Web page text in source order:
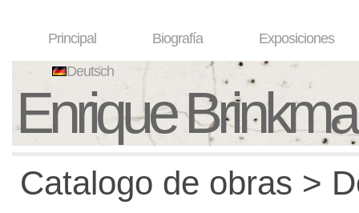
Principal Biografía Exposiciones
Deutsch
Enrique
Catalogo de obras >